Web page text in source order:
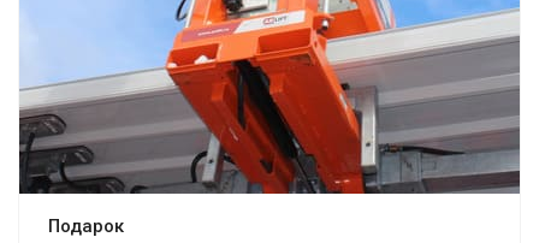
Подарок